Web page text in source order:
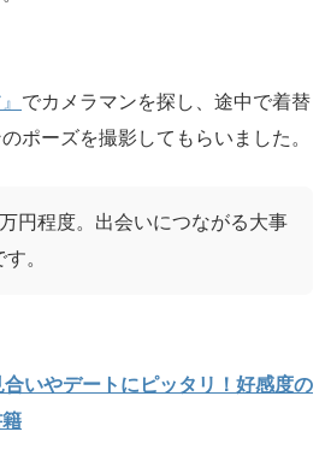
でカメラマンを探し、途中で着替
ポーズを撮影してもらいました。
円程度。出会いにつながる大事
。
いやデートにピッタリ！好感度の